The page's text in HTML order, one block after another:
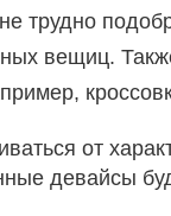
трудно
вещиц.
от
девайсы